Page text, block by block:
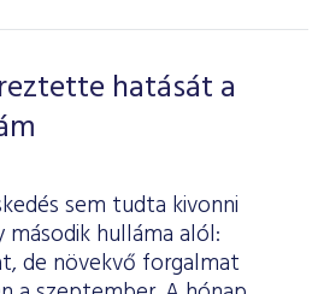
hatását a
sem tudta kivonni
második hulláma alól:
de növekvő forgalmat